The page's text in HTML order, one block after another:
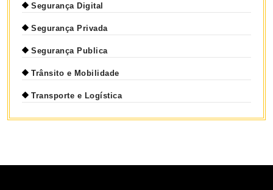
Segurança Digital
Segurança Privada
Segurança Publica
Trânsito e Mobilidade
Transporte e Logística